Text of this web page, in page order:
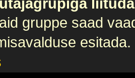
gruppe saad